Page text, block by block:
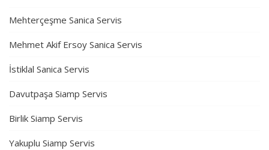
Mehterçeşme Sanica Servis
Mehmet Akif Ersoy Sanica Servis
İstiklal Sanica Servis
Davutpaşa Siamp Servis
Birlik Siamp Servis
Yakuplu Siamp Servis